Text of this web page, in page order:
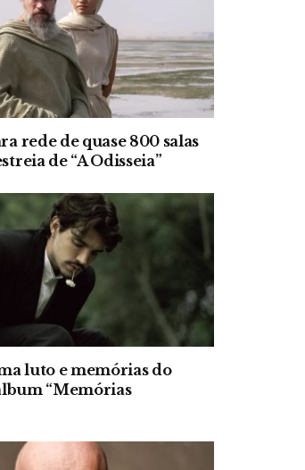
rede de quase 800 salas
de “A Odisseia”
luto e memórias do
“Memórias